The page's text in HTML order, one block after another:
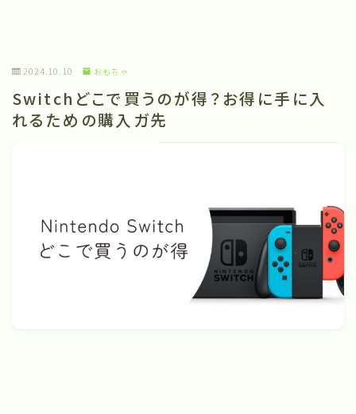
2024.10.10 おもちゃ
Switchどこで買うのが得？お得に手に入
れるための購入ガ先